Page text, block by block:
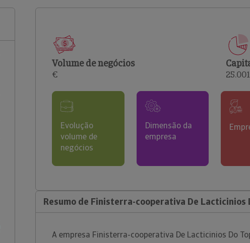
comerciais e analisar o
Volume de negócios
€
Evolução
volume de
negócios
Dimensão da
empresa
Resumo de Finisterra-cooperativa De Lacticinios
A empresa Finisterra-cooperativa De Lacticinios Do